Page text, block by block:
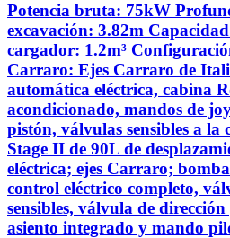
Potencia bruta: 75kW
excavación: 3.82m
cargador: 1.2m³
Carraro: Ejes Carraro de
automática eléctrica, cabina
acondicionado, mandos de
pistón, válvulas sensibles a
Stage II de 90L de
eléctrica; ejes Carraro;
control eléctrico completo,
sensibles, válvula de
asiento integrado y mando